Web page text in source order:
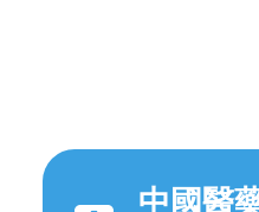
中國醫